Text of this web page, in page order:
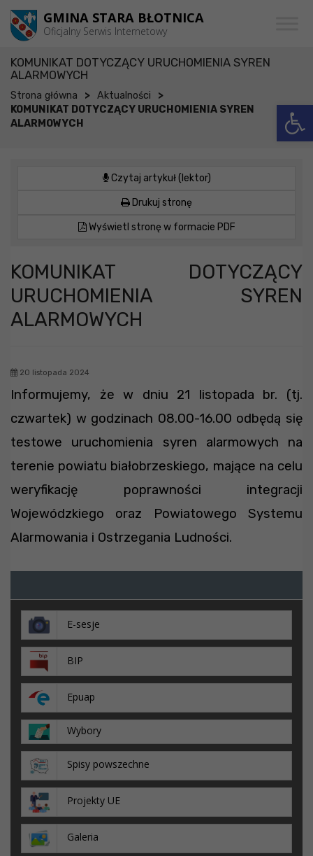
Przejdź do menu
Przejdź do głównej treści strony
Przejdź do stopki strony GMINA STARA BŁOTNICA
Oficjalny Serwis Internetowy
KOMUNIKAT DOTYCZĄCY URUCHOMIENIA SYREN
ALARMOWYCH
Strona główna > Aktualności >
KOMUNIKAT DOTYCZĄCY URUCHOMIENIA SYREN
ALARMOWYCH
Czytaj artykuł (lektor)
Drukuj stronę
Wyświetl stronę w formacie PDF
KOMUNIKAT DOTYCZĄCY
URUCHOMIENIA SYREN
ALARMOWYCH
20 listopada 2024
Informujemy, że w dniu 21 listopada br. (tj.
czwartek) w godzinach 08.00-16.00 odbędą się
testowe uruchomienia syren alarmowych na
terenie powiatu białobrzeskiego, mające na celu
weryfikację poprawności integracji
Wojewódzkiego oraz Powiatowego Systemu
Alarmowania i Ostrzegania Ludności.
E-sesje
BIP
Epuap
Wybory
Spisy powszechne
Projekty UE
Galeria